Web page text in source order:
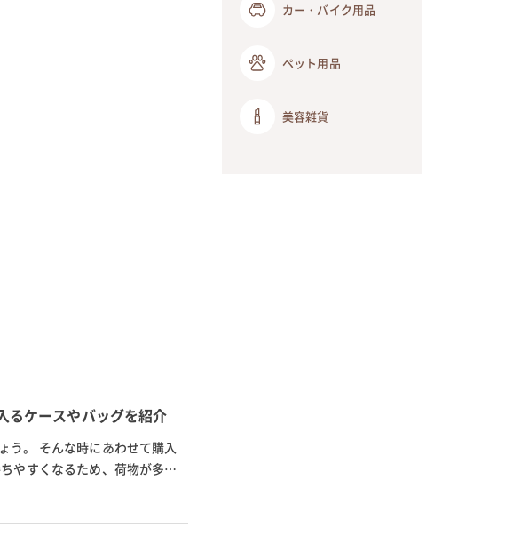
カー・バイク用品
ペット用品
美容雑貨
るケースやバッグを紹介
う。 そんな時にあわせて購入
やすくなるため、荷物が多い